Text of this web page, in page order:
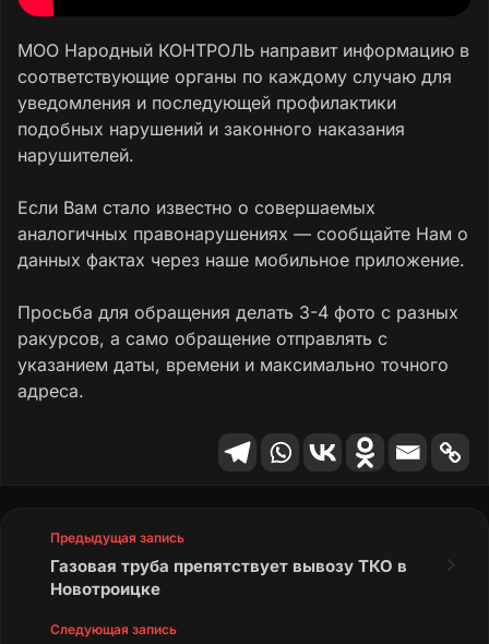
МОО Народный КОНТРОЛЬ направит информацию в
соответствующие органы по каждому случаю для
уведомления и последующей профилактики
подобных нарушений и законного наказания
нарушителей.
Если Вам стало известно о совершаемых
аналогичных правонарушениях — сообщайте Нам о
данных фактах через наше мобильное приложение.
Просьба для обращения делать 3-4 фото с разных
ракурсов, а само обращение отправлять с
указанием даты, времени и максимально точного
адреса.
Предыдущая запись
Газовая труба препятствует вывозу ТКО в
Новотроицке
Следующая запись